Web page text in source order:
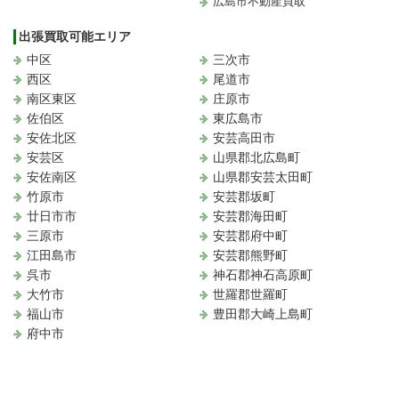
出張買取可能エリア
中区
西区
南区東区
佐伯区
安佐北区
安芸区
安佐南区
竹原市
廿日市市
三原市
江田島市
呉市
大竹市
福山市
府中市
三次市
尾道市
庄原市
東広島市
安芸高田市
山県郡北広島町
山県郡安芸太田町
安芸郡坂町
安芸郡海田町
安芸郡府中町
安芸郡熊野町
神石郡神石高原町
世羅郡世羅町
豊田郡大崎上島町